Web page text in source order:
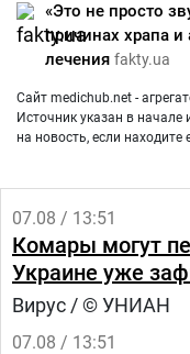
«Это не просто
причинах храпа
лечения fakty.ua
Сайт medichub.net -
Источник указан в
на новость, если находите
07.08 / 13:51
Комары могут
Украине уже
Вирус / © УНИАН
07.08 / 13:51